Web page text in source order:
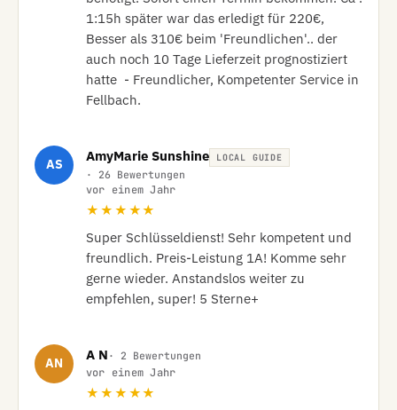
1:15h später war das erledigt für 220€,
Besser als 310€ beim 'Freundlichen'.. der
auch noch 10 Tage Lieferzeit prognostiziert
hatte  - Freundlicher, Kompetenter Service in
Fellbach.
AS
AmyMarie Sunshine LOCAL GUIDE
· 26 Bewertungen
vor einem Jahr
★★★★★
Super Schlüsseldienst! Sehr kompetent und
freundlich. Preis-Leistung 1A! Komme sehr
gerne wieder. Anstandslos weiter zu
empfehlen, super! 5 Sterne+
AN
A N · 2 Bewertungen
vor einem Jahr
★★★★★